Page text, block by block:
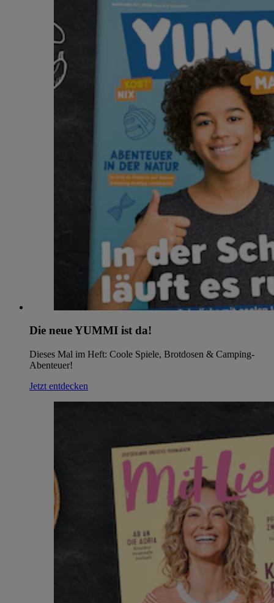
Die neue YUMMI ist da!
Dieses Mal im Heft: Coole Spiele, Brotdosen & Camping-
Abenteuer!
Jetzt entdecken